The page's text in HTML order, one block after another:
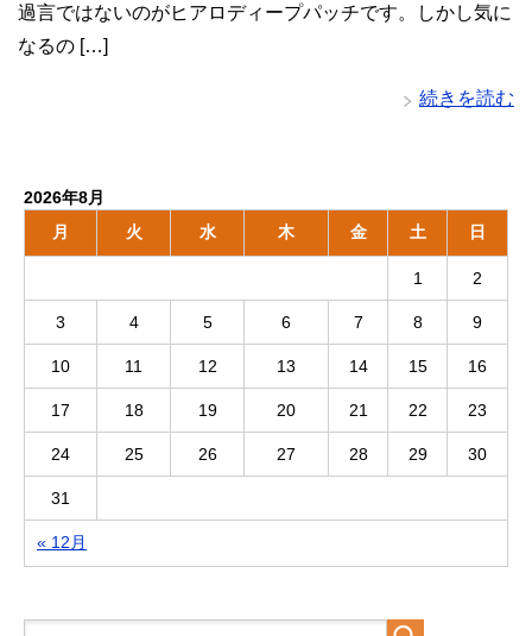
過言ではないのがヒアロディープパッチです。しかし気に
なるの […]
続きを読む
2026年8月
月
火 水 木 金 土 日
« 12月
1 2
3 4 5 6 7 8 9
10 11 12 13 14 15 16
17 18 19 20 21 22 23
24 25 26 27 28 29 30
31